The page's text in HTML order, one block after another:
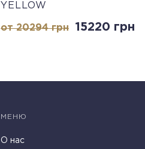
YELLOW
от 20294грн 15220 грн
МЕНЮ
О нас